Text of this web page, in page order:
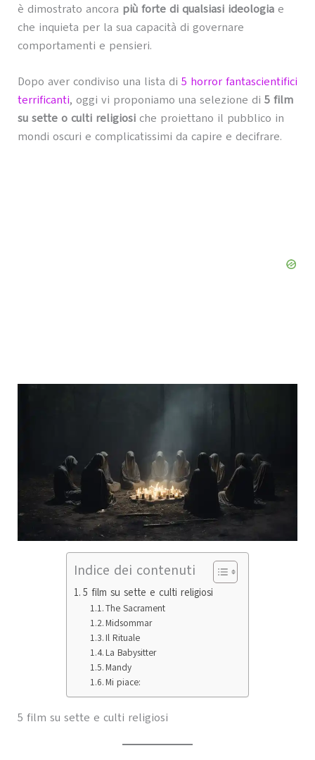
è dimostrato ancora più forte di qualsiasi ideologiae
che inquieta per la sua capacità di governare
comportamenti e pensieri.
Dopo aver condiviso una lista di 5 horror fantascientifici
terrificanti, oggi vi proponiamo una selezione di 5 film
su sette o culti religiosiche proiettano il pubblico in
mondi oscuri e complicatissimi da capire e decifrare.
Indice dei contenuti
5 film su sette e culti religiosi
The Sacrament
Midsommar
Il Rituale
La Babysitter
Mandy
Mi piace:
5 film su sette e culti religiosi